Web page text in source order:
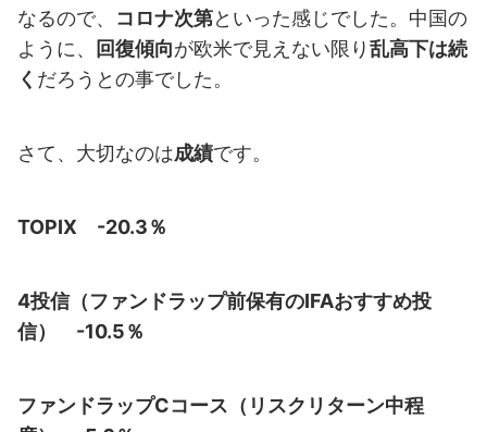
なるので、 コロナ次第といった感じでした。中国の
ように、
回復傾向が欧米で見えない限り乱高下は続
く だろうとの事でした。
さて、大切なのは成績です。
TOPIX -20.3％
4投信（ファンドラップ前保有のIFAおすすめ投
信） -10.5％
ファンドラップCコース（リスクリターン中程